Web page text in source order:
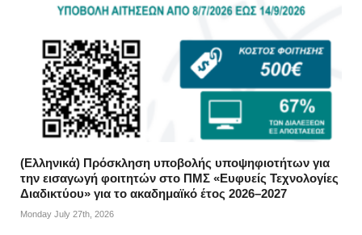
(Ελληνικά) Πρόσκληση υποβολής υποψηφιοτήτων για
την εισαγωγή φοιτητών στο ΠΜΣ «Ευφυείς Τεχνολογίες
Διαδικτύου» για το ακαδημαϊκό έτος 2026–2027
Monday July 27th, 2026